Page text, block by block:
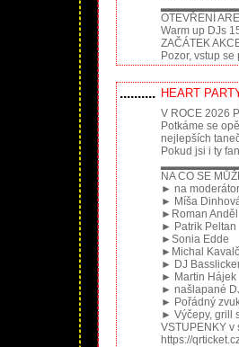
OTEVŘENÍ
Warm up DJs
ZAČÁTEK
Pozor, vstup
.......... HEART
V ROCE 2026
Potkáme se
nejlepších
Pokud jsi i ty
NA CO SE
► na
► Míša
►Roman Anděl
► Patrik Peltan
►Sonia Edde
►Michal
► DJ
► Martin Hájek
► našlapané
► Pořádný
► Výčepy,
VSTUPENKY v
https://